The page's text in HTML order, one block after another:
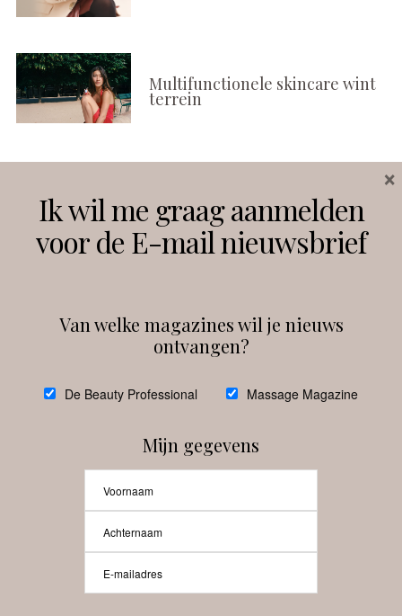
Multifunctionele skincare wint
terrein
Instagram Facebook
debeautyprofessional
Beauty-Pro.nl
Ik wil me graag aanmelden
voor de E-mail nieuwsbrief
Van welke magazines wil je nieuws
ontvangen?
De Beauty Professional Massage Magazine
Mijn gegevens
×